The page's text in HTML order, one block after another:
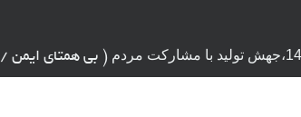
مردم ( بی همتای ایمن / Unique Safe )